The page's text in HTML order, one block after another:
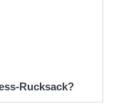
Rucksack?